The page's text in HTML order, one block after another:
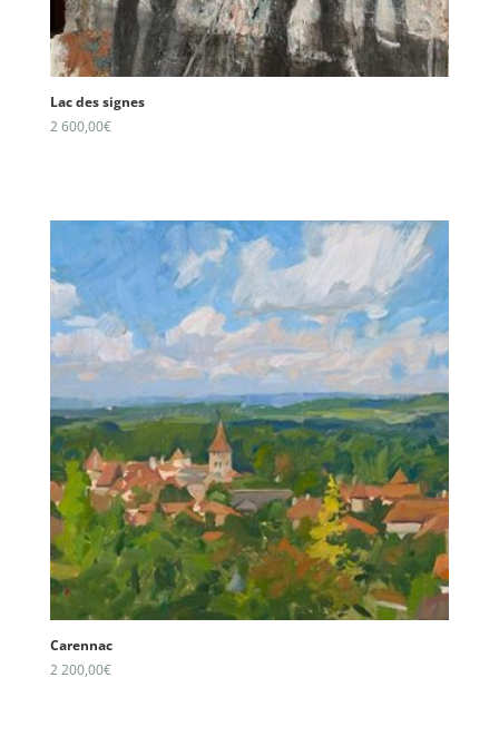
Lac des signes
2 600,00€
Carennac
2 200,00€